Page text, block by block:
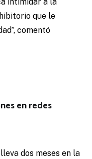
que le
comentó
en redes
dos meses en la